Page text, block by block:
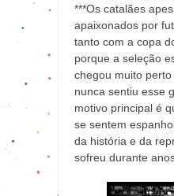
***Os catalães
apaixonados por
tanto com a copa
porque a seleção
chegou muito
nunca sentiu esse
motivo principal é
se sentem
da história e da
sofreu durante